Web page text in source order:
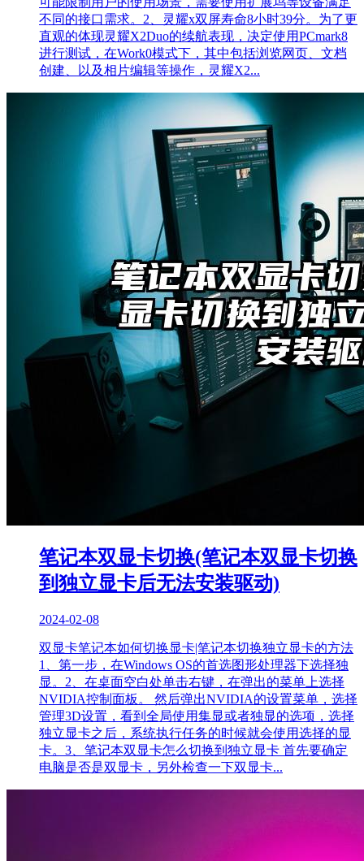
不同的接口需求。2、灵耀x双屏寿命8小时39分。为了更
直观的体现灵耀X2Duo的续航表现，决定使用PCmark8
进行测试，在Work0模式下，其中包括浏览网页、文档
创建、以及相片编辑等操作，灵耀X2...
笔记本双显卡切换(笔记本双显卡切换
到独立显卡后无法安装驱动)
2024-02-08
双显卡笔记本如何切换显卡|笔记本切换独立显卡的方法
1、第一步，在Windows OS的首选图形处理器下选择独
显。2、在桌面空白处单击右键，在弹出的菜单上选择
NVIDIA控制面板。 然后弹出NVIDIA的设置菜单，选择
管理3D设置，看到全局使用集显或者独显的选项，选择
独立显卡之后，系统执行任务的时候就会使用选择的显
卡。3、笔记本双显卡怎么切换到独立显卡 首先要确定
电脑是否是双显卡，另外检查一下双显卡...